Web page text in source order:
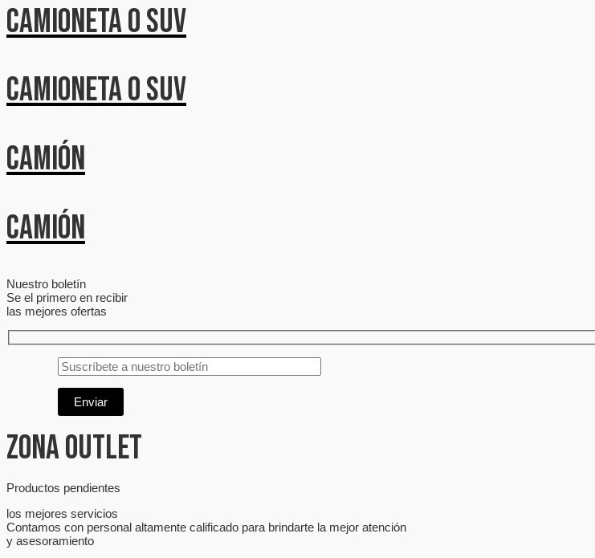
Camioneta o Suv
Camioneta o Suv
Camión
Camión
Nuestro boletín
Se el primero en recibir
las mejores ofertas
Zona Outlet
Productos pendientes
los mejores servicios
Contamos con personal altamente calificado para brindarte la mejor atención
y asesoramiento